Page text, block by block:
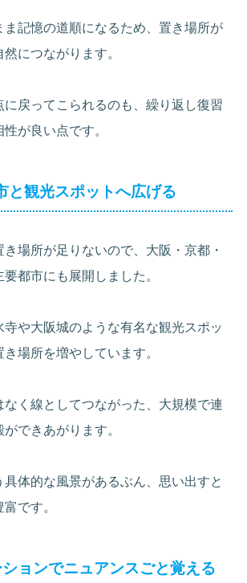
ま記憶の道順になるため、置き場所が
につながります。
に戻ってこられるのも、繰り返し復習
が良い点です。
と観光スポットへ広げる
場所が足りないので、大阪・京都・
都市にも展開しました。
や大阪城のような有名な観光スポッ
き場所を増やしています。
なく線としてつながった、大規模で連
できあがります。
体的な風景があるぶん、思い出すと
です。
ョンでニュアンスごと覚える